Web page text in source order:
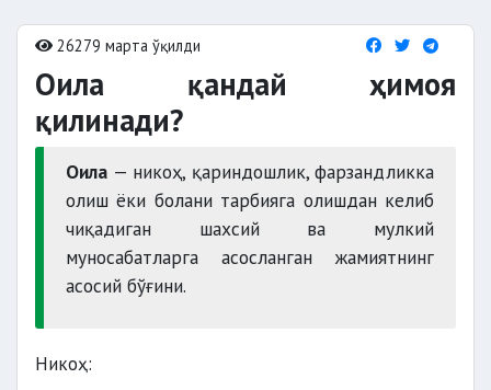
26279 марта ўқилди
Оила қандай ҳимоя
қилинади?
Оила — никоҳ, қариндошлик, фарзандликка
олиш ёки болани тарбияга олишдан келиб
чиқадиган шахсий ва мулкий
муносабатларга асосланган жамиятнинг
асосий бўғини.
Никоҳ: